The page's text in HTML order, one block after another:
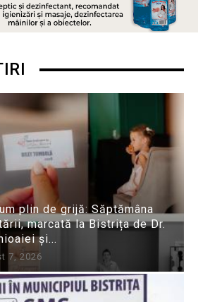
plin de grijă: Săptămâna
marcată la Bistrița de Dr.
și...
7, 2026